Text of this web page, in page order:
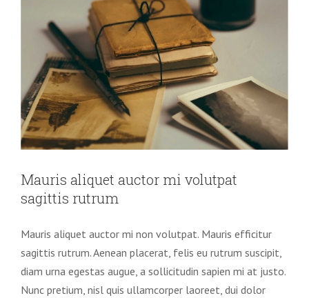
Mauris aliquet auctor mi volutpat
sagittis rutrum
Mauris aliquet auctor mi non volutpat. Mauris efficitur
sagittis rutrum. Aenean placerat, felis eu rutrum suscipit,
diam urna egestas augue, a sollicitudin sapien mi at justo.
Nunc pretium, nisl quis ullamcorper laoreet, dui dolor